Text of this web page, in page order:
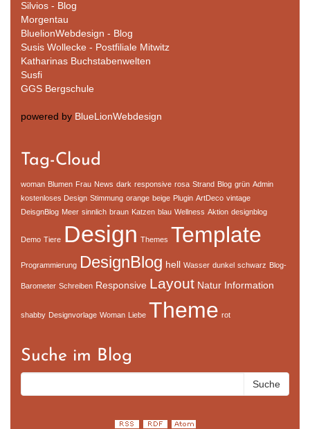
Silvios - Blog
Morgentau
BluelionWebdesign - Blog
Susis Wollecke - Postfiliale Mitwitz
Katharinas Buchstabenwelten
Susfi
GGS Bergschule
powered by BlueLionWebdesign
Tag-Cloud
woman Blumen Frau News dark responsive rosa Strand Blog grün Admin
kostenloses Design Stimmung orange beige Plugin ArtDeco vintage
DeisgnBlog Meer sinnlich braun Katzen blau Wellness Aktion designblog
Demo Tiere Design Themes Template
Programmierung DesignBlog hell Wasser dunkel schwarz Blog-
Barometer Schreiben Responsive Layout Natur Information
shabby Designvorlage Woman Liebe Theme rot
Suche im Blog